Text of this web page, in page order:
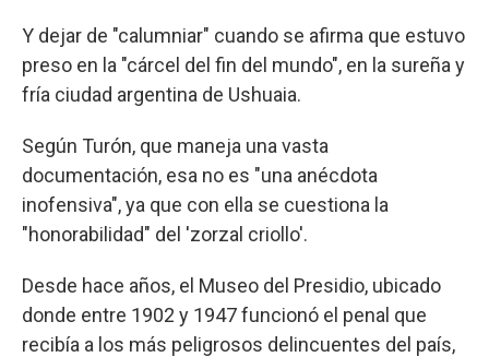
Y dejar de "calumniar" cuando se afirma que estuvo
preso en la "cárcel del fin del mundo", en la sureña y
fría ciudad argentina de Ushuaia.
Según Turón, que maneja una vasta
documentación, esa no es "una anécdota
inofensiva", ya que con ella se cuestiona la
"honorabilidad" del 'zorzal criollo'.
Desde hace años, el Museo del Presidio, ubicado
donde entre 1902 y 1947 funcionó el penal que
recibía a los más peligrosos delincuentes del país,